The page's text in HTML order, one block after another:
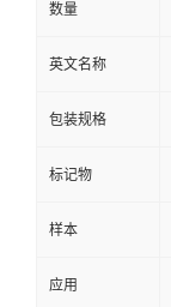
数量
英文名称
包装规格
标记物
样本
应用